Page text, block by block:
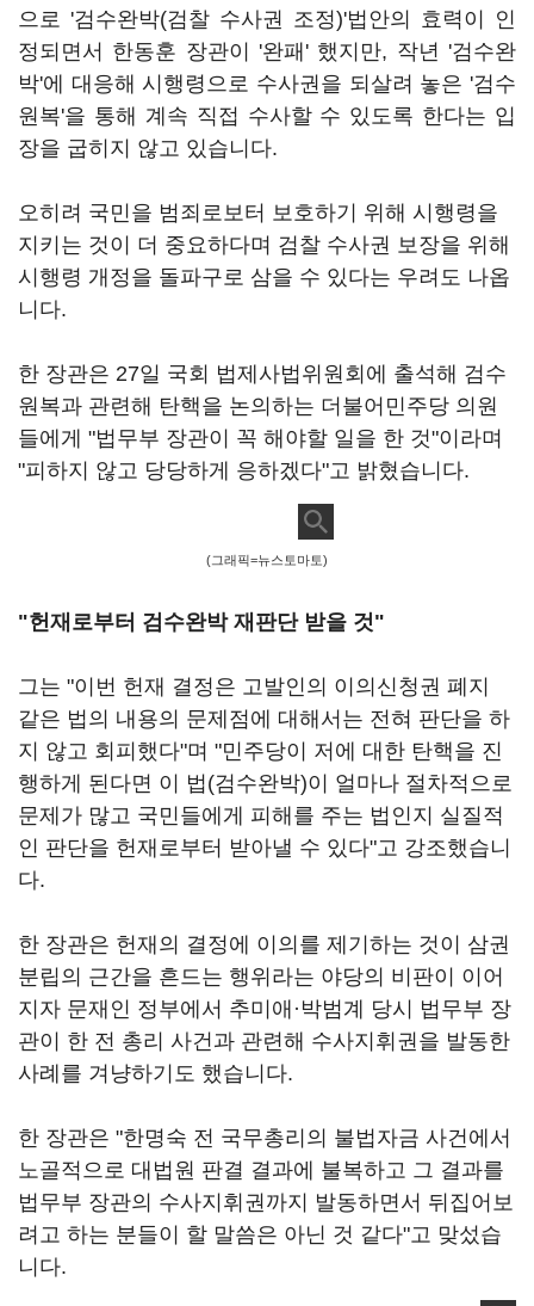
으로 '검수완박(검찰 수사권 조정)'법안의 효력이 인
정되면서 한동훈 장관이 '완패' 했지만, 작년 '검수완
박'에 대응해 시행령으로 수사권을 되살려 놓은 '검수
원복'을 통해 계속 직접 수사할 수 있도록 한다는 입
장을 굽히지 않고 있습니다.
오히려 국민을 범죄로보터 보호하기 위해 시행령을
지키는 것이 더 중요하다며 검찰 수사권 보장을 위해
시행령 개정을 돌파구로 삼을 수 있다는 우려도 나옵
니다.
한 장관은 27일 국회 법제사법위원회에 출석해 검수
원복과 관련해 탄핵을 논의하는 더불어민주당 의원
들에게 "법무부 장관이 꼭 해야할 일을 한 것"이라며
"피하지 않고 당당하게 응하겠다"고 밝혔습니다.
(그래픽=뉴스토마토)
"헌재로부터 검수완박 재판단 받을 것"
그는 "이번 헌재 결정은 고발인의 이의신청권 폐지
같은 법의 내용의 문제점에 대해서는 전혀 판단을 하
지 않고 회피했다"며 "민주당이 저에 대한 탄핵을 진
행하게 된다면 이 법(검수완박)이 얼마나 절차적으로
문제가 많고 국민들에게 피해를 주는 법인지 실질적
인 판단을 헌재로부터 받아낼 수 있다"고 강조했습니
다.
한 장관은 헌재의 결정에 이의를 제기하는 것이 삼권
분립의 근간을 흔드는 행위라는 야당의 비판이 이어
지자 문재인 정부에서 추미애·박범계 당시 법무부 장
관이 한 전 총리 사건과 관련해 수사지휘권을 발동한
사례를 겨냥하기도 했습니다.
한 장관은 "한명숙 전 국무총리의 불법자금 사건에서
노골적으로 대법원 판결 결과에 불복하고 그 결과를
법무부 장관의 수사지휘권까지 발동하면서 뒤집어보
려고 하는 분들이 할 말씀은 아닌 것 같다"고 맞섰습
니다.